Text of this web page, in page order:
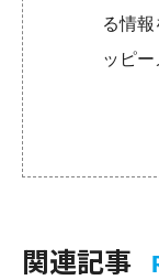
る情
ッピー
関連記事